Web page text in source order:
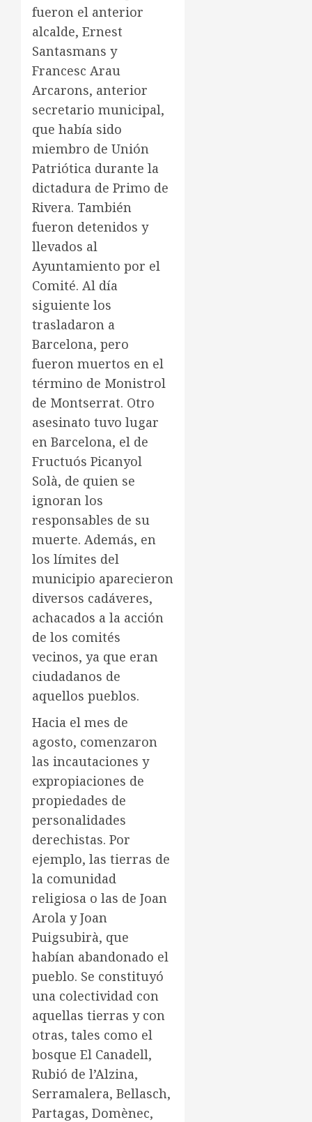
fueron el anterior
alcalde, Ernest
Santasmans y
Francesc Arau
Arcarons, anterior
secretario municipal,
que había sido
miembro de Unión
Patriótica durante la
dictadura de Primo de
Rivera. También
fueron detenidos y
llevados al
Ayuntamiento por el
Comité. Al día
siguiente los
trasladaron a
Barcelona, pero
fueron muertos en el
término de Monistrol
de Montserrat. Otro
asesinato tuvo lugar
en Barcelona, el de
Fructuós Picanyol
Solà, de quien se
ignoran los
responsables de su
muerte. Además, en
los límites del
municipio aparecieron
diversos cadáveres,
achacados a la acción
de los comités
vecinos, ya que eran
ciudadanos de
aquellos pueblos.
Hacia el mes de
agosto, comenzaron
las incautaciones y
expropiaciones de
propiedades de
personalidades
derechistas. Por
ejemplo, las tierras de
la comunidad
religiosa o las de Joan
Arola y Joan
Puigsubirà, que
habían abandonado el
pueblo. Se constituyó
una colectividad con
aquellas tierras y con
otras, tales como el
bosque El Canadell,
Rubió de l’Alzina,
Serramalera, Bellasch,
Partagas, Domènec,